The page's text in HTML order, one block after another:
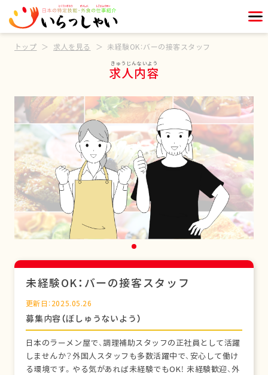
トップ 求人を見る 未経験OK：バーの接客スタッフ
求人内容
未経験OK：バーの接客スタッフ
更新日：2025.05.26
募集内容（ぼしゅうないよう）
日本のラーメン屋で、調理補助スタッフの正社員として活躍
しませんか？外国人スタッフも多数活躍中で、安心して働け
る環境です。やる気があれば未経験でもOK！ 未経験歓迎、外